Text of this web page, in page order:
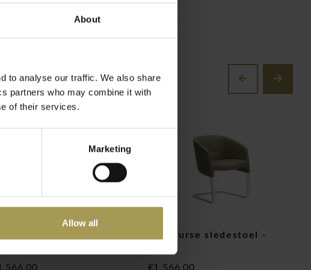
About
to analyse our traffic. We also share
partners who may combine it with
of their services.
Marketing
Allow all
Of Course sledestoel -
€1.566,00